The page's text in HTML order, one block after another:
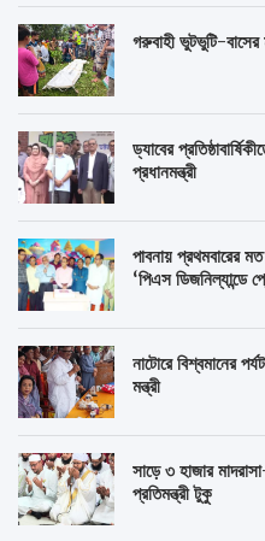
গরুবাহী ভুটভুটি-
ড্যাবের
প্রধানমন্ত্রী
পাবনায় প্রথমবারের
‘পিএস ডিজনিল্যান্ডে
নাটোরে বিশ্বমানের
মন্ত্রী
সাড়ে ৩ হাজার
প্রতিমন্ত্রী টুকু